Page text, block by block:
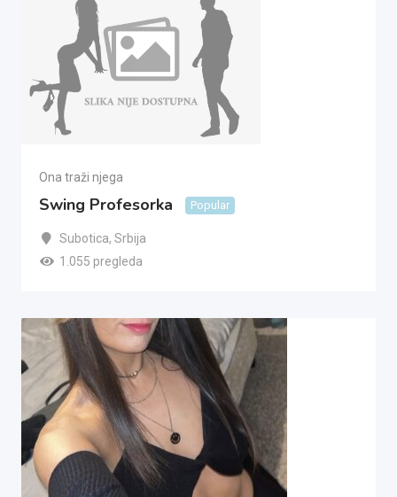
Ona traži njega
Swing Profesorka Popular
Subotica, Srbija
1.055 pregleda